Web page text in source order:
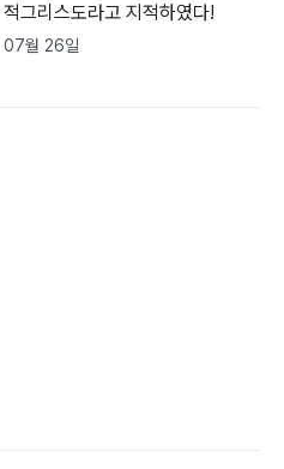
그리스도라고 지적하였다!
07월 26일